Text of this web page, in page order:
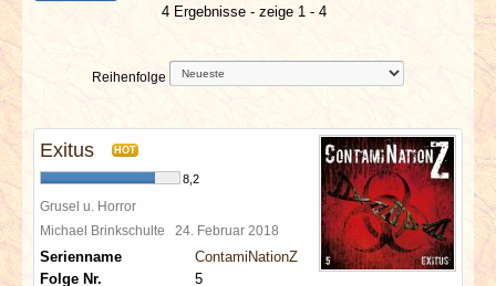
BERICHTE
VERLOSUNGEN
SPECIALS
REDAKTION
4 Ergebnisse - zeige 1 - 4
Reihenfolge
Exitus HOT
8,2
Grusel u. Horror
Michael Brinkschulte 24. Februar 2018
Serienname
ContamiNationZ
Folge Nr.
5